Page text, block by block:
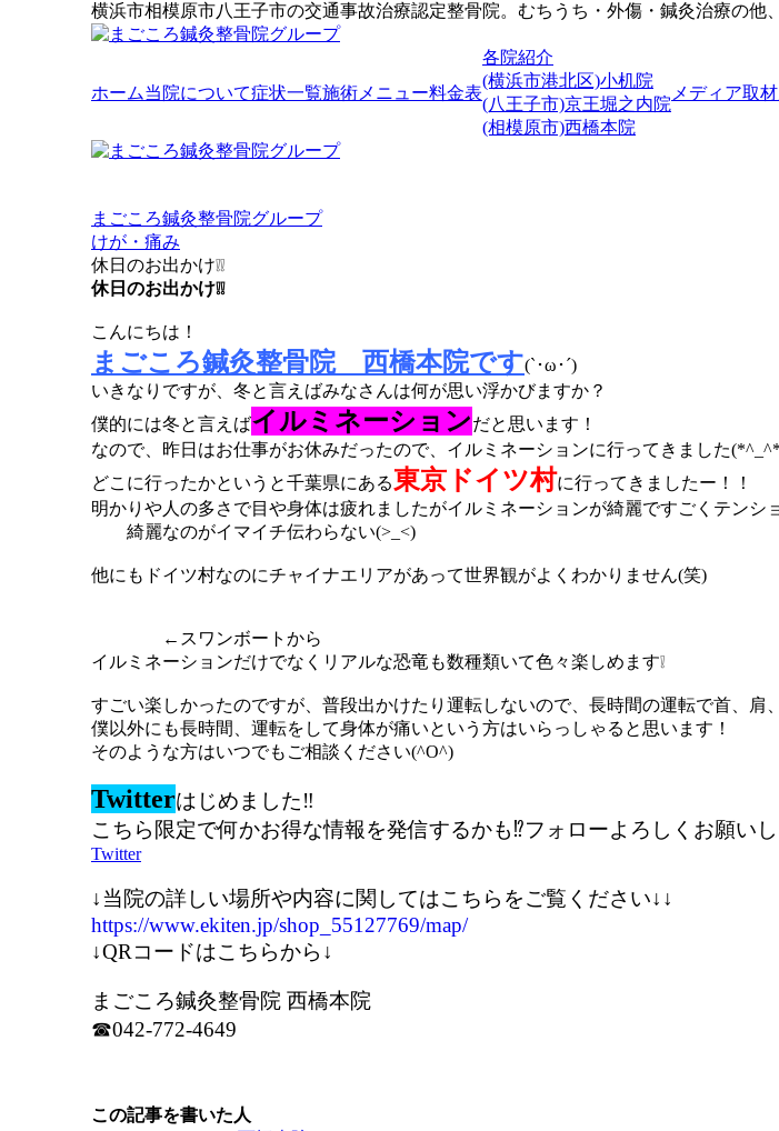
横浜市相模原市八王子市の交通事故治療認定整骨院。むちうち・外傷・鍼灸治療の他
ホーム当院について症状一覧施術メニュー料金表
各院紹介
(横浜市港北区)小机院
(八王子市)京王堀之内院
(相模原市)西橋本院
メディア取
まごころ鍼灸整骨院グループ
けが・痛み
休日のお出かけ❕❕
休日のお出かけ❕❕
こんにちは！
まごころ鍼灸整骨院 西橋本院です(`･ω･´)
いきなりですが、冬と言えばみなさんは何が思い浮かびますか？
僕的には冬と言えばイルミネーションだと思います！
なので、昨日はお仕事がお休みだったので、イルミネーションに行ってきました
どこに行ったかというと千葉県にある東京ドイツ村に行ってきましたー！！
明かりや人の多さで目や身体は疲れましたがイルミネーションが綺麗ですごくテンシ
綺麗なのがイマイチ伝わらない(>_<)
他にもドイツ村なのにチャイナエリアがあって世界観がよくわかりません(笑)
←スワンボートから
イルミネーションだけでなくリアルな恐竜も数種類いて色々楽しめます❕
すごい楽しかったのですが、普段出かけたり運転しないので、長時間の運転で首、肩
僕以外にも長時間、運転をして身体が痛いという方はいらっしゃると思います！
そのような方はいつでもご相談ください(^O^)
Twitterはじめました‼
こちら限定で何かお得な情報を発信するかも⁉フォローよろしくお願い
Twitter
↓当院の詳しい場所や内容に関してはこちらをご覧ください↓↓
https://www.ekiten.jp/shop_55127769/map/
↓QRコードはこちらから↓
まごころ鍼灸整骨院 西橋本院
☎042-772-4649
この記事を書いた人